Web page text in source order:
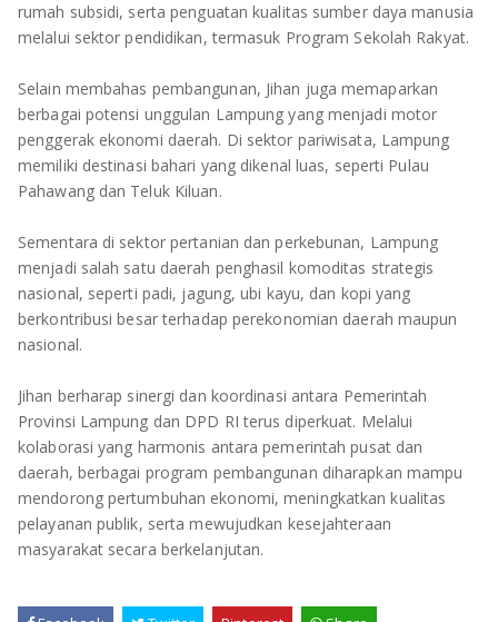
rumah subsidi, serta penguatan kualitas sumber daya manusia
melalui sektor pendidikan, termasuk Program Sekolah Rakyat.
Selain membahas pembangunan, Jihan juga memaparkan
berbagai potensi unggulan Lampung yang menjadi motor
penggerak ekonomi daerah. Di sektor pariwisata, Lampung
memiliki destinasi bahari yang dikenal luas, seperti Pulau
Pahawang dan Teluk Kiluan.
Sementara di sektor pertanian dan perkebunan, Lampung
menjadi salah satu daerah penghasil komoditas strategis
nasional, seperti padi, jagung, ubi kayu, dan kopi yang
berkontribusi besar terhadap perekonomian daerah maupun
nasional.
Jihan berharap sinergi dan koordinasi antara Pemerintah
Provinsi Lampung dan DPD RI terus diperkuat. Melalui
kolaborasi yang harmonis antara pemerintah pusat dan
daerah, berbagai program pembangunan diharapkan mampu
mendorong pertumbuhan ekonomi, meningkatkan kualitas
pelayanan publik, serta mewujudkan kesejahteraan
masyarakat secara berkelanjutan.